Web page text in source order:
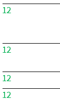
12
12
12
12